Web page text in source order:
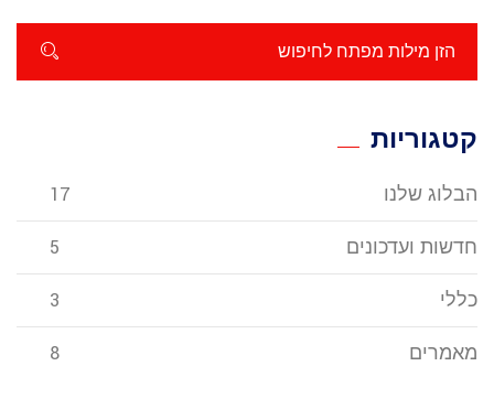
קטגוריות
הבלוג שלנו 17
חדשות ועדכונים 5
כללי 3
מאמרים 8